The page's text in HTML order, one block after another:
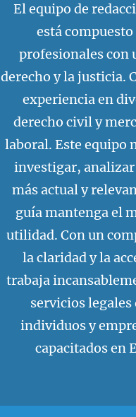
El equipo de
está
profesionales con
derecho y la justicia.
experiencia en
derecho civil y
laboral. Este equipo
investigar,
más actual y
guía mantenga el
utilidad. Con un
la claridad y la
trabaja
servicios legales
individuos y
capacitados en